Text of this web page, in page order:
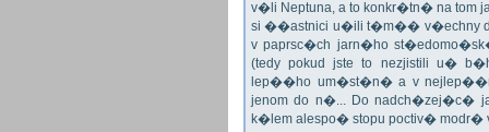
v�li Neptuna, a to konkr�tn� na tom
si ��astnici u�ili t�m�� v�echny
v paprsc�ch jarn�ho
(tedy pokud jste to nezjistili u�
lep��ho um�st�n� a v
jenom do n�... Do nadch�zej�c�
k�lem alespo� stopu poctiv�